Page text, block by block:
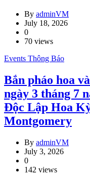
By adminVM
July 18, 2026
0
70 views
Events Thông Báo
Bắn pháo hoa
ngày 3 tháng 7
Độc Lập Hoa
Montgomery
By adminVM
July 3, 2026
0
142 views